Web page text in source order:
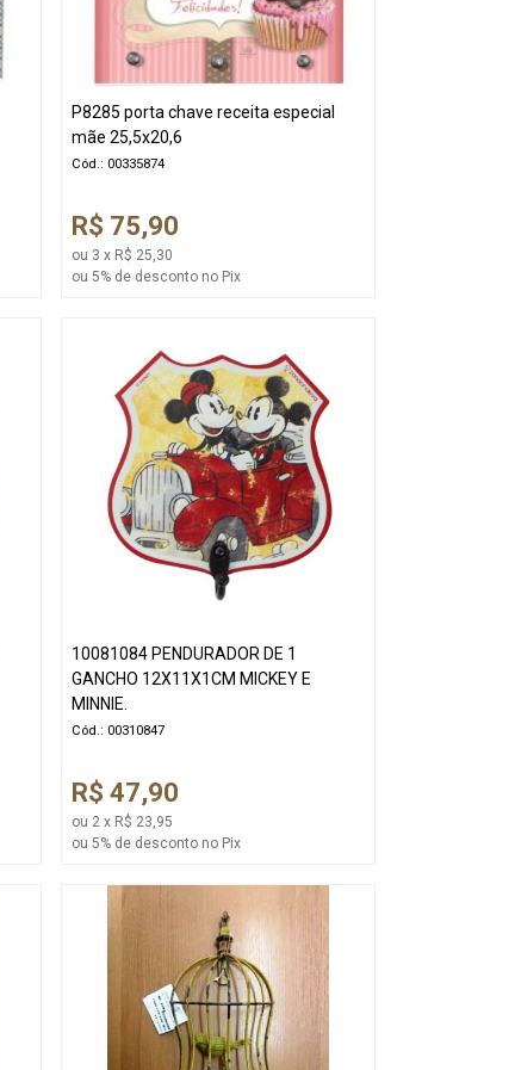
P8285 porta chave receita especial
mãe 25,5x20,6
Cód.: 00335874
R$ 75,90
ou 3 x R$ 25,30
ou 5% de desconto no Pix
10081084 PENDURADOR DE 1
GANCHO 12X11X1CM MICKEY E
MINNIE.
Cód.: 00310847
R$ 47,90
ou 2 x R$ 23,95
ou 5% de desconto no Pix